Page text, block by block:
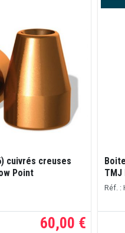
cuivrés creuses
Point
60,00 €
TMJ
Réf. :